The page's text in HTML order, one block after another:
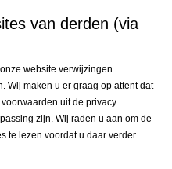
van derden (via
website verwijzingen
Wij maken u er graag op attent dat
uit de privacy
zijn. Wij raden u aan om de
te lezen voordat u daar verder